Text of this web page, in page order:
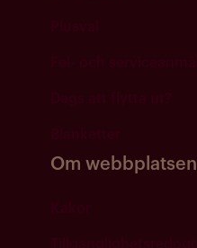
Om webbplatsen